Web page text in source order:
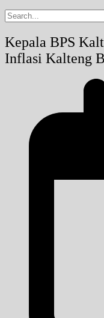
Kepala BPS
Inflasi Kalteng